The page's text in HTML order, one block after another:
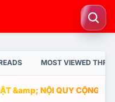
MOST VIEWED
&amp; NỘI QUY CỘNG